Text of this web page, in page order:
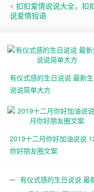
扣扣爱情说说大全，扣
说爱情短语
有仪式感的生日说说 最新
说说简单大方
2019十二月你好加油说说
你好朋友圈文案
有仪式感的生日说说 最